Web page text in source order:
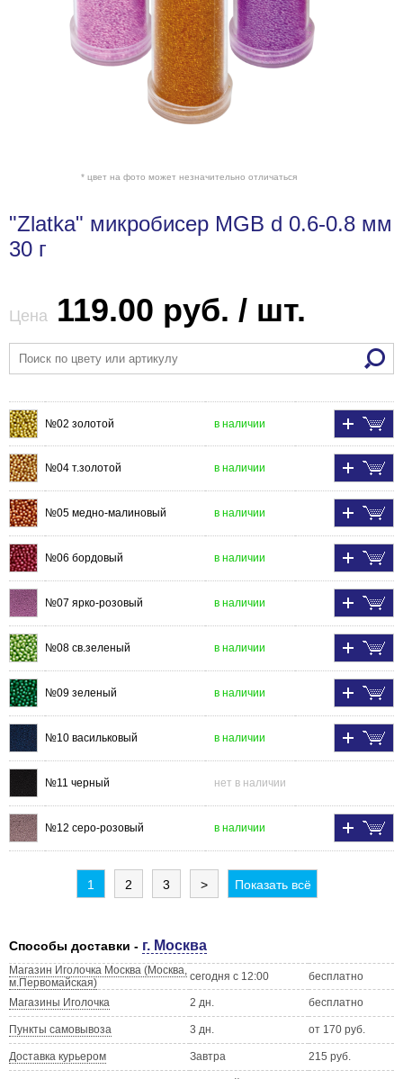
* цвет на фото может незначительно отличаться
"Zlatka" микробисер MGB d 0.6-0.8 мм
30 г
Цена 119.00 руб. / шт.
№02 золотой в наличии
№04 т.золотой в наличии
№05 медно-малиновый в наличии
№06 бордовый в наличии
№07 ярко-розовый в наличии
№08 св.зеленый в наличии
№09 зеленый в наличии
№10 васильковый в наличии
№11 черный нет в наличии
№12 серо-розовый в наличии
1 2 3 > Показать всё
Способы доставки - г. Москва
Магазин Иголочка Москва (Москва,
м.Первомайская)
сегодня с 12:00 бесплатно
Магазины Иголочка 2 дн. бесплатно
Пункты самовывоза 3 дн. от 170 руб.
Доставка курьером Завтра 215 руб.